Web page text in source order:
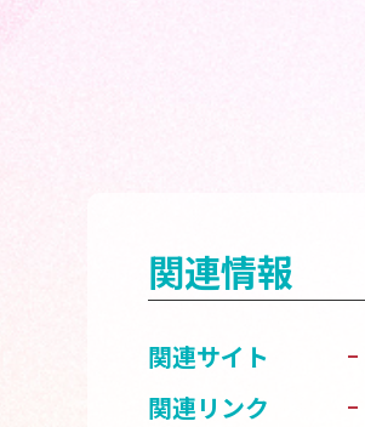
関連情報
関連サイト
関連リンク